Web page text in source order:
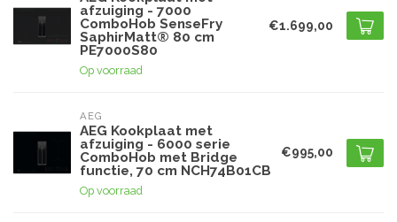
afzuiging - 7000
ComboHob SenseFry
SaphirMatt® 80 cm
PE7000S80
Op voorraad
€1.699,00
AEG
AEG Kookplaat met
afzuiging - 6000 serie
ComboHob met Bridge
functie, 70 cm NCH74B01CB
Op voorraad
€995,00